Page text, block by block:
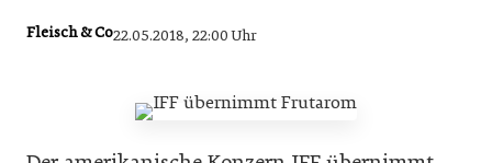
Fleisch & Co22.05.2018, 22:00 Uhr